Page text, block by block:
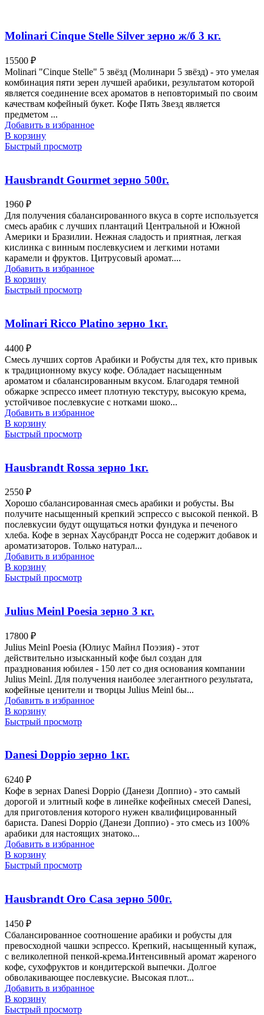
Molinari Cinque Stelle Silver зерно ж/б 3 кг.
15500 ₽
Molinari "Cinque Stelle" 5 звёзд (Молинари 5 звёзд) - это умелая
комбинация пяти зерен лучшей арабики, результатом которой
является соединение всех ароматов в неповторимый по своим
качествам кофейный букет. Кофе Пять Звезд является
предметом ...
Добавить в избранное
В корзину
Быстрый просмотр
Hausbrandt Gourmet зерно 500г.
1960 ₽
Для получения сбалансированного вкуса в сорте используется
смесь арабик с лучших плантаций Центральной и Южной
Америки и Бразилии. Нежная сладость и приятная, легкая
кислинка с винным послевкусием и легкими нотами
карамели и фруктов. Цитрусовый аромат....
Добавить в избранное
В корзину
Быстрый просмотр
Molinari Ricco Platino зерно 1кг.
4400 ₽
Смесь лучших сортов Арабики и Робусты для тех, кто привык
к традиционному вкусу кофе. Обладает насыщенным
ароматом и сбалансированным вкусом. Благодаря темной
обжарке эспрессо имеет плотную текстуру, высокую крема,
устойчивое послевкусие с нотками шоко...
Добавить в избранное
В корзину
Быстрый просмотр
Hausbrandt Rossa зерно 1кг.
2550 ₽
Хорошо сбалансированная смесь арабики и робусты. Вы
получите насыщенный крепкий эспрессо с высокой пенкой. В
послевкусии будут ощущаться нотки фундука и печеного
хлеба. Кофе в зернах Хаусбрандт Росса не содержит добавок и
ароматизаторов. Только натурал...
Добавить в избранное
В корзину
Быстрый просмотр
Julius Meinl Poesia зерно 3 кг.
17800 ₽
Julius Meinl Poesia (Юлиус Майнл Поэзия) - этот
действительно изысканный кофе был создан для
празднования юбилея - 150 лет со дня основания компании
Julius Meinl. Для получения наиболее элегантного результата,
кофейные ценители и творцы Julius Meinl бы...
Добавить в избранное
В корзину
Быстрый просмотр
Danesi Doppio зерно 1кг.
6240 ₽
Кофе в зернах Danesi Doppio (Данези Доппио) - это самый
дорогой и элитный кофе в линейке кофейных смесей Danesi,
для приготовления которого нужен квалифицированный
бариста. Danesi Doppio (Данези Доппио) - это смесь из 100%
арабики для настоящих знатоко...
Добавить в избранное
В корзину
Быстрый просмотр
Hausbrandt Oro Casa зерно 500г.
1450 ₽
Сбалансированное соотношение арабики и робусты для
превосходной чашки эспрессо. Крепкий, насыщенный купаж,
с великолепной пенкой-крема.Интенсивный аромат жареного
кофе, сухофруктов и кондитерской выпечки. Долгое
обволакивающее послевкусие. Высокая плот...
Добавить в избранное
В корзину
Быстрый просмотр